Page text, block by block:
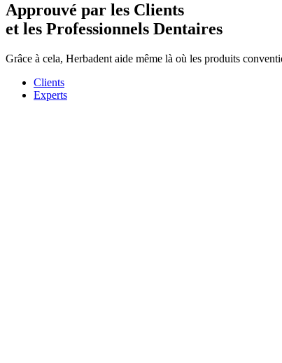
Approuvé par les Clients
et les Professionnels Dentaires
Grâce à cela, Herbadent aide même là où les produits
Clients
Experts